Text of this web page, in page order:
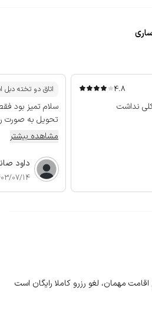
4.8
نداشت
اتاق دو تخته دبل
سلام تمیز بود
تحویل به صورت
مشاهده بیشتر
داود
07/14 13:13:26
اقامت مهمان، لغو رزرو کاملا رایگان است